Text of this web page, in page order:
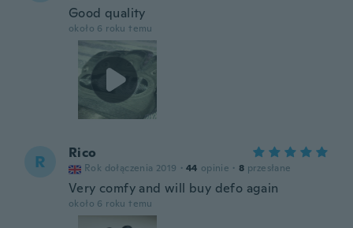
Good quality
około 6 roku temu
R Rico
Rok dołączenia 2019 · 44 opinie · 8 przesłane
Very comfy and will buy defo again
około 6 roku temu